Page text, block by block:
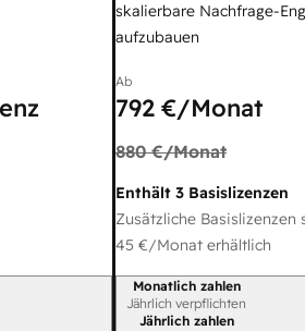
skalierbare Nachfrage-
aufzubauen
Ab
792 €/Monat
880 €/Monat
Enthält 3 Basislizenzen
Zusätzliche Basislizenzen
45 €/Monat erhältlich
Abrechnungszeitraum
Monatlich zahlen
Jährlich verpflichten
Jährlich zahlen